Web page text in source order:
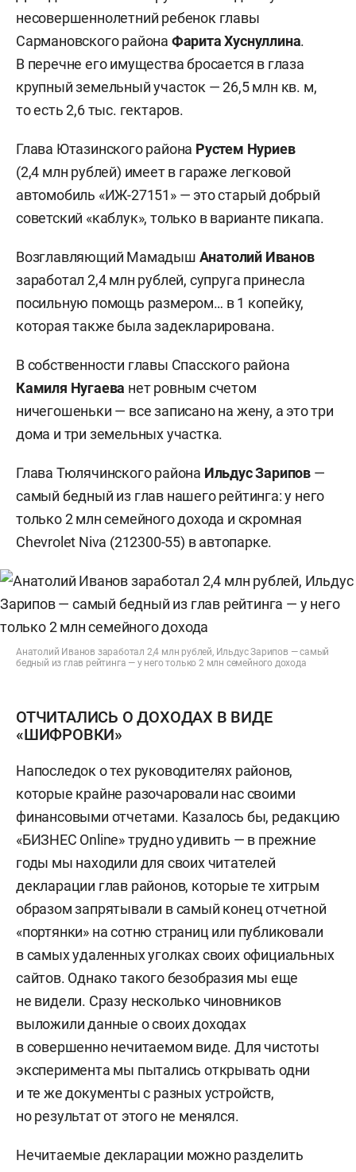
несовершеннолетний ребенок главы
Сармановского района Фарита Хуснуллина.
В перечне его имущества бросается в глаза
крупный земельный участок — 26,5 млн кв. м,
то есть 2,6 тыс. гектаров.
Глава Ютазинского района Рустем Нуриев
(2,4 млн рублей) имеет в гараже легковой
автомобиль «ИЖ-27151» — это старый добрый
советский «каблук», только в варианте пикапа.
Возглавляющий Мамадыш Анатолий Иванов
заработал 2,4 млн рублей, супруга принесла
посильную помощь размером… в 1 копейку,
которая также была задекларирована.
В собственности главы Спасского района
Камиля Нугаева нет ровным счетом
ничегошеньки — все записано на жену, а это три
дома и три земельных участка.
Глава Тюлячинского района Ильдус Зарипов —
самый бедный из глав нашего рейтинга: у него
только 2 млн семейного дохода и скромная
Chevrolet Niva (212300-55) в автопарке.
Анатолий Иванов заработал 2,4 млн рублей, Ильдус Зарипов — самый
бедный из глав рейтинга — у него только 2 млн семейного дохода
ОТЧИТАЛИСЬ О ДОХОДАХ В ВИДЕ
«ШИФРОВКИ»
Напоследок о тех руководителях районов,
которые крайне разочаровали нас своими
финансовыми отчетами. Казалось бы, редакцию
«БИЗНЕС Online» трудно удивить — в прежние
годы мы находили для своих читателей
декларации глав районов, которые те хитрым
образом запрятывали в самый конец отчетной
«портянки» на сотню страниц или публиковали
в самых удаленных уголках своих официальных
сайтов. Однако такого безобразия мы еще
не видели. Сразу несколько чиновников
выложили данные о своих доходах
в совершенно нечитаемом виде. Для чистоты
эксперимента мы пытались открывать одни
и те же документы с разных устройств,
но результат от этого не менялся.
Нечитаемые декларации можно разделить